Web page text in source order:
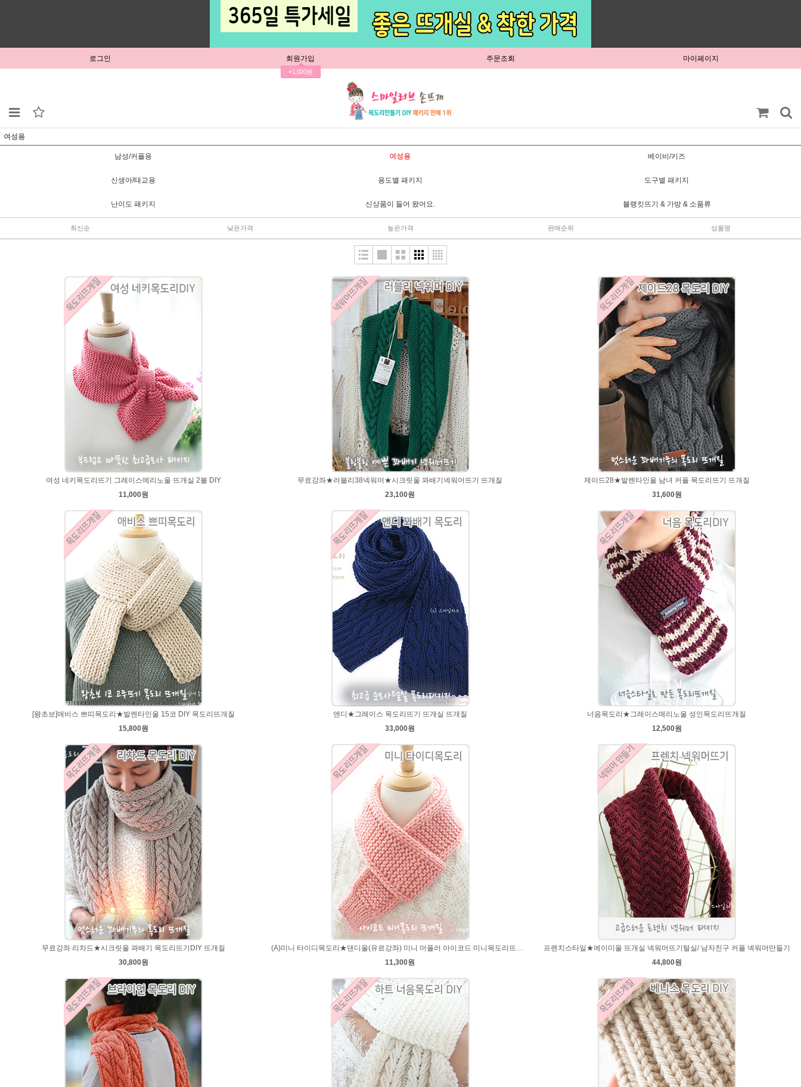
로그인 회원가입
+1,000원
주문조회 마이페이지
여성용
남성/커플용 여성용 베이비/키즈
신생아/태교용 용도별 패키지 도구별 패키지
난이도 패키지 신상품이 들어 왔어요. 블랭킷뜨기 & 가방 & 소품류
최신순 낮은가격 높은가격 판매순위 상품명
여성 네키목도리뜨기 그레이스메리노울 뜨개실 2볼 DIY
11,000원
무료강좌★러블리38넥워머★시크릿울 꽈배기넥워머뜨기 뜨개질
23,100원
제이드28★발렌타인울 남녀 커플 목도리뜨기 뜨개질
31,600원
[왕초보]애비스 쁘띠목도리★발렌타인울 15코 DIY 목도리뜨개질
15,800원
앤디★그레이스 목도리뜨기 뜨개실 뜨개질
33,000원
너음목도리★그레이스메리노울 성인목도리뜨개질
12,500원
무료강좌 리차드★시크릿울 꽈배기 목도리뜨기DIY 뜨개질
30,800원
11,300원
프렌치스타일★에이미울 뜨개실 넥워머뜨기털실/ 남자친구 커플 넥워머만들기
44,800원